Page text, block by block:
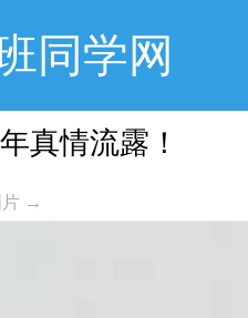
同学网
真情流露！
片 →